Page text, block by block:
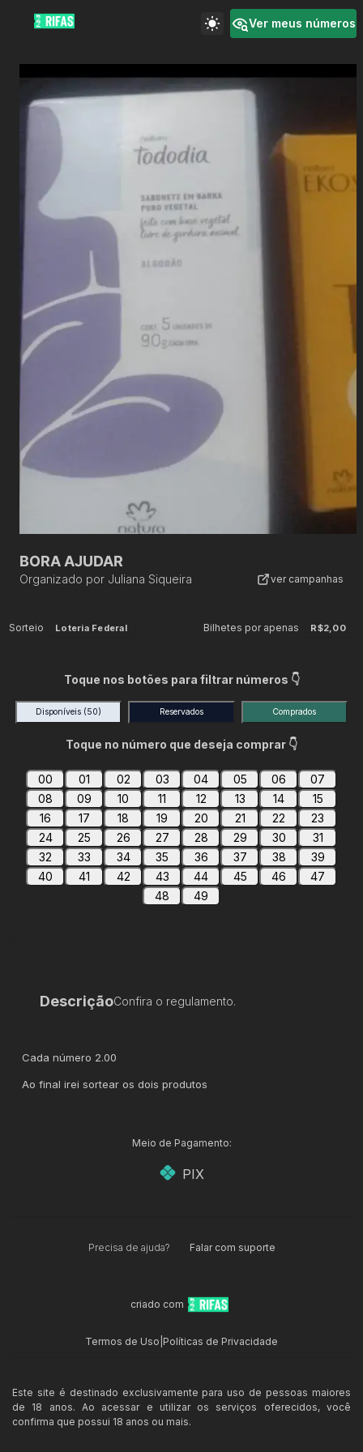
Ver meus números
BORA AJUDAR
Organizado por Juliana Siqueira ver campanhas
Sorteio Loteria Federal Bilhetes por apenas R$2,00
Toque nos botões para filtrar números 👇
Disponíveis (50) Reservados Comprados
Toque no número que deseja comprar 👇
00 01 02 03 04 05 06
07
08
09 10 11 12 13 14
15
16
17 18 19 20 21 22
23
24
25 26 27 28 29 30
31
32
33 34 35 36 37 38
39
40
41 42 43 44 45 46
47
48
49
DescriçãoConfira o regulamento.
Cada número 2.00
Ao final irei sortear os dois produtos
Meio de Pagamento:
PIX
Precisa de ajuda? Falar com suporte
criado com
Termos de Uso Políticas de Privacidade
Este site é destinado exclusivamente para uso de pessoas maiores
de 18 anos. Ao acessar e utilizar os serviços oferecidos, você
confirma que possui 18 anos ou mais.